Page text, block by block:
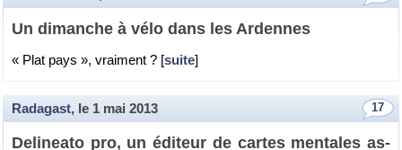
Un di­manche à vélo dans les Ar­dennes
« Plat pays », vrai­ment ? [suite]
17
Radagast, le 1 mai 2013
De­li­neato pro, un édi­teur de cartes men­tales as­